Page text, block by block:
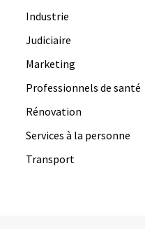
Industrie
Judiciaire
Marketing
Professionnels de santé
Rénovation
Services à la personne
Transport